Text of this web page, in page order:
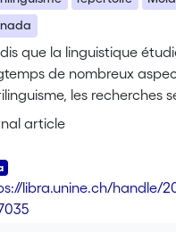
que la linguistique
de nombreux
les recherches
aux pratiques de
une place marginale.
négligé le fait que
plurilingues ne
article
libra.unine.ch/handle/